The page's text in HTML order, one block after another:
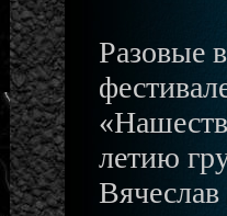
Разовые
летию